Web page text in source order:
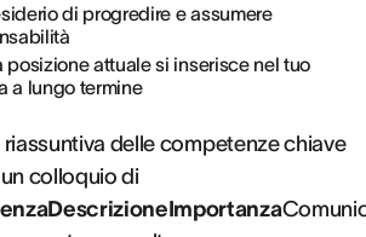
di progredire e assumere
posizione attuale si inserisce nel tuo
a lungo termine
delle competenze chiave
colloquio di